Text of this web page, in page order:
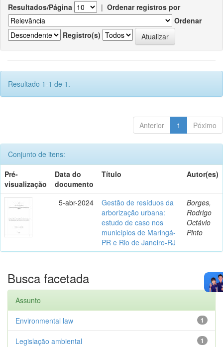
Resultados/Página | Ordenar registros por
Ordenar
Registro(s)
Resultado 1-1 de 1.
Anterior 1 Póximo
Conjunto de itens:
Pré-
visualização
Data do
documento
Título Autor(es)
5-abr-2024
Gestão de resíduos da
arborização urbana:
estudo de caso nos
municípios de Maringá-
PR e Rio de Janeiro-RJ
Borges,
Rodrigo
Octávio
Pinto
Busca facetada
Assunto
1
Environmental law
1
Legislação ambiental